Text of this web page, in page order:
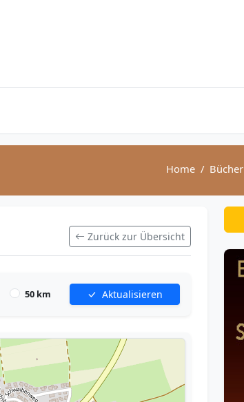
Home Bücher
Zurück zur Übersicht
50 km Aktualisieren